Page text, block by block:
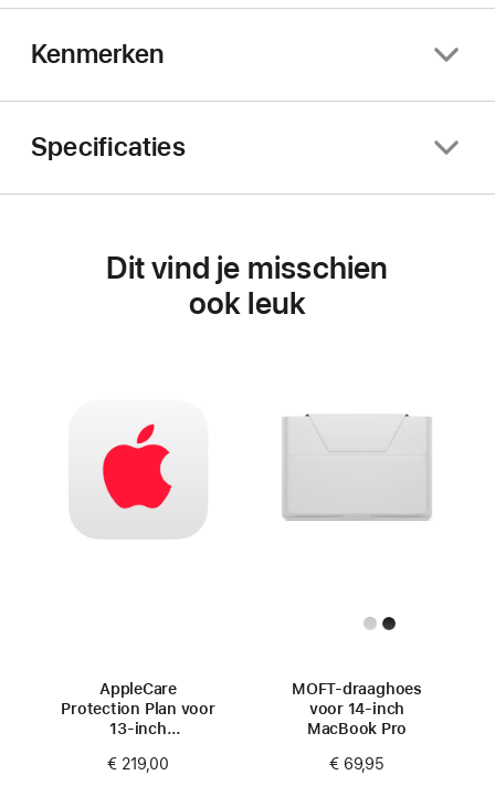
Kenmerken
Specificaties
Dit vind je misschien
ook leuk
AppleCare
Protection Plan voor
13‑inch
€ 219,00
MOFT-draaghoes
voor 14-inch
MacBook Pro
€ 69,95